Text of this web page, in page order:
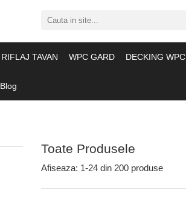
RIFLAJ TAVAN WPC GARD DECKING WPC
Blog
Toate Produsele
Afiseaza: 1-24din 200 produse